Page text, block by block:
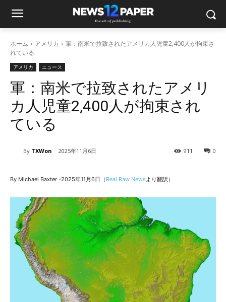
ホーム アメリカ
軍：南米で拉致されたアメリカ人児童2,400人が拘束さ
れている
アメリカ ニュース
軍：南米で拉致されたアメリ
カ人児童2,400人が拘束され
ている
By TXWon 2025年11月6日 0
911
By Michael Baxter -2025年11月6日（ Real Raw Newsより翻訳）